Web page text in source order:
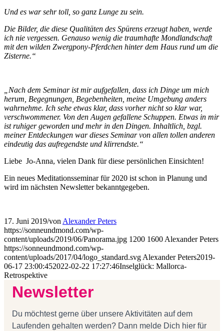
Und es war sehr toll, so ganz Lunge zu sein.
Die Bilder, die diese Qualitäten des Spürens erzeugt haben, werde
ich nie vergessen. Genauso wenig die traumhafte Mondlandschaft
mit den wilden Zwergpony-Pferdchen hinter dem Haus rund um die
Zisterne.“
„Nach dem Seminar ist mir aufgefallen, dass ich Dinge um mich
herum, Begegnungen, Begebenheiten, meine Umgebung anders
wahrnehme. Ich sehe etwas klar, dass vorher nicht so klar war,
verschwommener. Von den Augen gefallene Schuppen. Etwas in mir
ist ruhiger geworden und mehr in den Dingen. Inhaltlich, bzgl.
meiner Entdeckungen war dieses Seminar von allen tollen anderen
eindeutig das aufregendste und klirrendste.“
Liebe Jo-Anna, vielen Dank für diese persönlichen Einsichten!
Ein neues Meditationsseminar für 2020 ist schon in Planung und
wird im nächsten Newsletter bekanntgegeben.
17. Juni 2019/von Alexander Peters
https://sonneundmond.com/wp-
content/uploads/2019/06/Panorama.jpg 1200 1600 Alexander Peters
https://sonneundmond.com/wp-
content/uploads/2017/04/logo_standard.svg Alexander Peters2019-
06-17 23:00:452022-02-22 17:27:46Inselglück: Mallorca-
Retrospektive
Newsletter
Du möchtest gerne über unsere Aktivitäten auf dem
Laufenden gehalten werden? Dann melde Dich hier für